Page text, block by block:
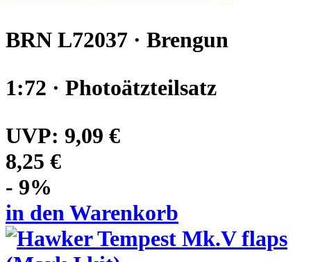
BRN L72037 · Brengun
1:72 · Photoätzteilsatz
UVP: 9,09 €
8,25 €
- 9%
in den Warenkorb